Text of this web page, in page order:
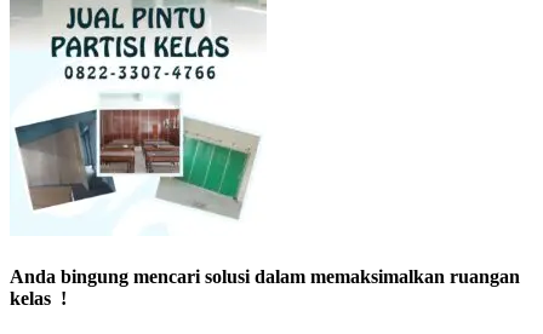
Anda bingung mencari solusi dalam memaksimalkan ruangan
kelas !